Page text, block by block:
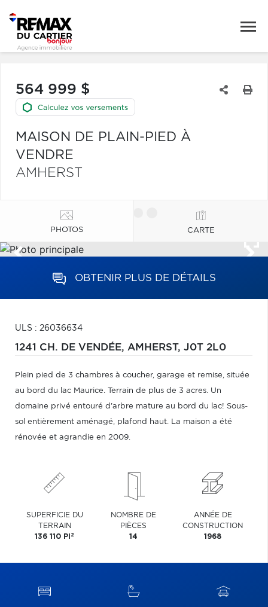
564 999 $
MAISON DE PLAIN-PIED À
VENDRE
AMHERST
PHOTOS CARTE
OBTENIR PLUS DE DÉTAILS
ULS : 26036634
1241 CH. DE VENDÉE, AMHERST, J0T 2L0
Plein pied de 3 chambres à coucher, garage et remise, située
au bord du lac Maurice. Terrain de plus de 3 acres. Un
domaine privé entouré d'arbre mature au bord du lac! Sous-
sol entièrement aménagé, plafond haut. La maison a été
rénovée et agrandie en 2009.
SUPERFICIE DU
TERRAIN
136 110 PI 2
NOMBRE DE
PIÈCES
14
ANNÉE DE
CONSTRUCTION
1968